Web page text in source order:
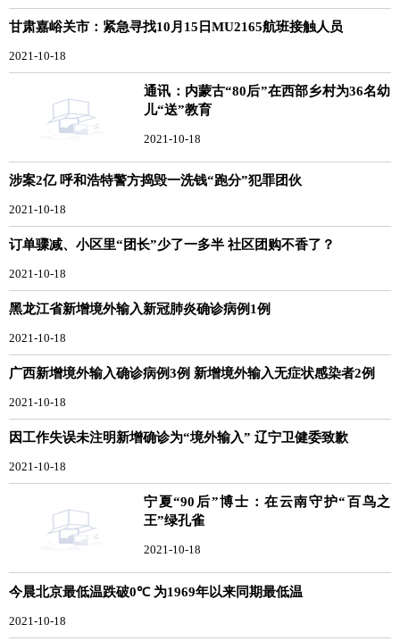
甘肃嘉峪关市：紧急寻找10月15日MU2165航班接触人员
2021-10-18
通讯：内蒙古“80后”在西部乡村为36名幼
儿“送”教育
2021-10-18
涉案2亿 呼和浩特警方捣毁一洗钱“跑分”犯罪团伙
2021-10-18
订单骤减、小区里“团长”少了一多半 社区团购不香了？
2021-10-18
黑龙江省新增境外输入新冠肺炎确诊病例1例
2021-10-18
广西新增境外输入确诊病例3例 新增境外输入无症状感染者2例
2021-10-18
因工作失误未注明新增确诊为“境外输入” 辽宁卫健委致歉
2021-10-18
宁夏“90后”博士：在云南守护“百鸟之
王”绿孔雀
2021-10-18
今晨北京最低温跌破0℃ 为1969年以来同期最低温
2021-10-18